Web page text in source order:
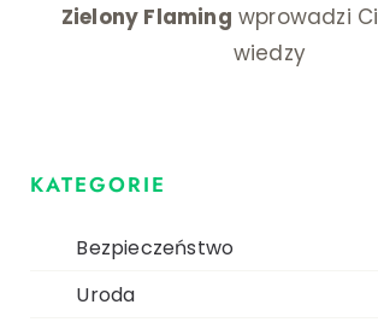
Zielony Flaming wprowadzi
wiedzy
KATEGORIE
Bezpieczeństwo
Uroda